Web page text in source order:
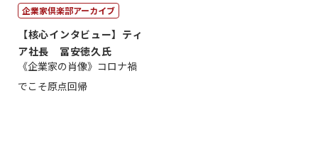
企業家倶楽部アーカイブ
【核心インタビュー】ティ
ア社長 冨安徳久氏
《企業家の肖像》コロナ禍
でこそ原点回帰